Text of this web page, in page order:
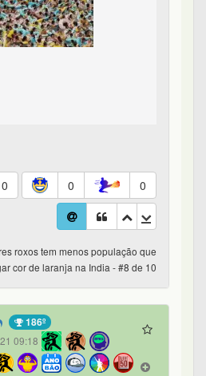
0 0 0
roxos tem menos população que
cor de laranja na India - #8 de 10
186º
09:18